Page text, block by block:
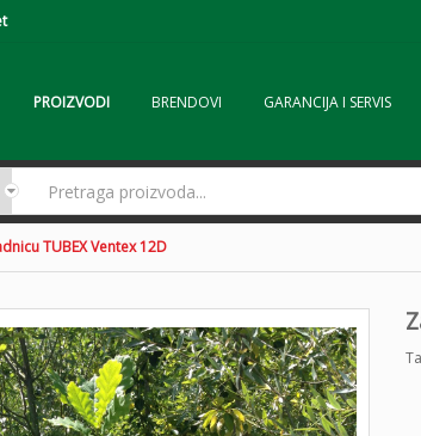
PROIZVODI BRENDOVI GARANCIJA I SERVIS
TUBEX Ventex 12D